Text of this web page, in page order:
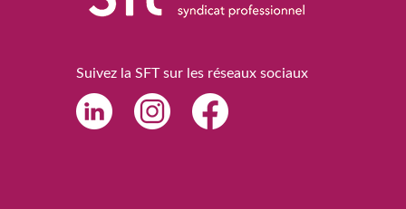
Suivez la SFT sur les réseaux sociaux